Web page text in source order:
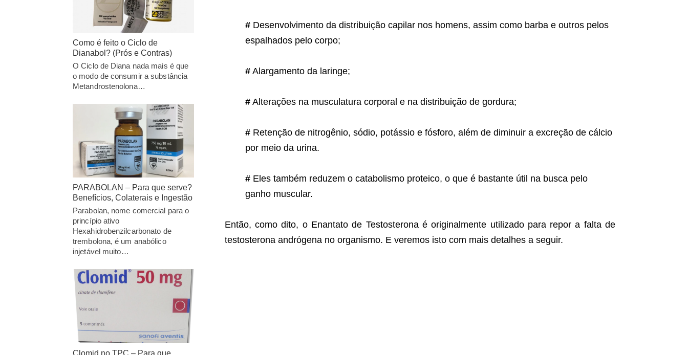
#Desenvolvimento da distribuição capilar nos homens, assim como barba e outros pelos
espalhados pelo corpo;
#Alargamento da laringe;
#Alterações na musculatura corporal e na distribuição de gordura;
#Retenção de nitrogênio, sódio, potássio e fósforo, além de diminuir a excreção de cálcio
por meio da urina.
#Eles também reduzem o catabolismo proteico, o que é bastante útil na busca pelo
ganho muscular.
Então, como dito, o Enantato de Testosterona é originalmente utilizado para repor a falta de
testosterona andrógena no organismo. E veremos isto com mais detalhes a seguir.
Como é feito o Ciclo de
Dianabol? (Prós e Contras)
O Ciclo de Diana nada mais é que
o modo de consumir a substância
Metandrostenolona…
PARABOLAN – Para que serve?
Benefícios, Colaterais e Ingestão
Parabolan, nome comercial para o
princípio ativo
Hexahidrobenzilcarbonato de
trembolona, é um anabólico
injetável muito…
Clomid no TPC – Para que